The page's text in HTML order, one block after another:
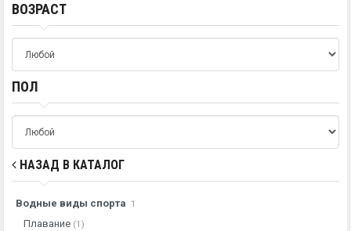
ВОЗРАСТ
ПОЛ
НАЗАД В КАТАЛОГ
Водные виды спорта 1
Плавание (1)